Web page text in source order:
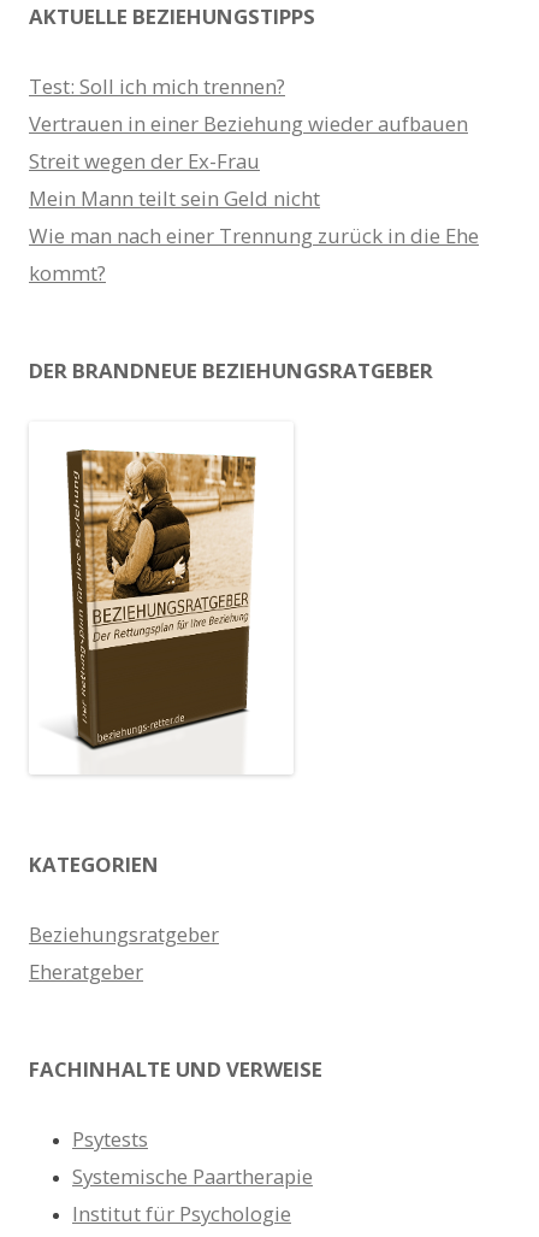
AKTUELLE BEZIEHUNGSTIPPS
Test: Soll ich mich trennen?
Vertrauen in einer Beziehung wieder aufbauen
Streit wegen der Ex-Frau
Mein Mann teilt sein Geld nicht
Wie man nach einer Trennung zurück in die Ehe
kommt?
DER BRANDNEUE BEZIEHUNGSRATGEBER
KATEGORIEN
Beziehungsratgeber
Eheratgeber
FACHINHALTE UND VERWEISE
Psytests
Systemische Paartherapie
Institut für Psychologie